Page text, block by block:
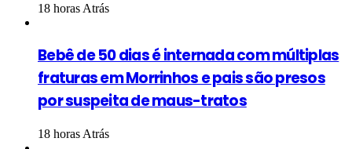
18 horas Atrás
Bebê de 50 dias é internada com múltiplas
fraturas em Morrinhos e pais são presos
por suspeita de maus-tratos
18 horas Atrás